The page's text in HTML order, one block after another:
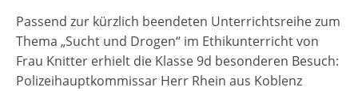
Passend zur kürzlich beendeten Unterrichtsreihe zum
Thema „Sucht und Drogen“ im Ethikunterricht von
Frau Knitter erhielt die Klasse 9d besonderen Besuch:
Polizeihauptkommissar Herr Rhein aus Koblenz